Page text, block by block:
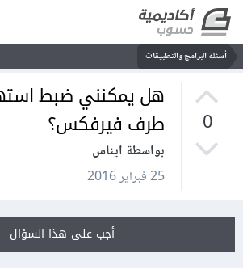
أسئلة البرامج والتطبيقات
0
هل يمكنني ضبط
طرف فيرفكس؟
بواسطة ايناس
25 فبراير 2016
أجب على هذا السؤال